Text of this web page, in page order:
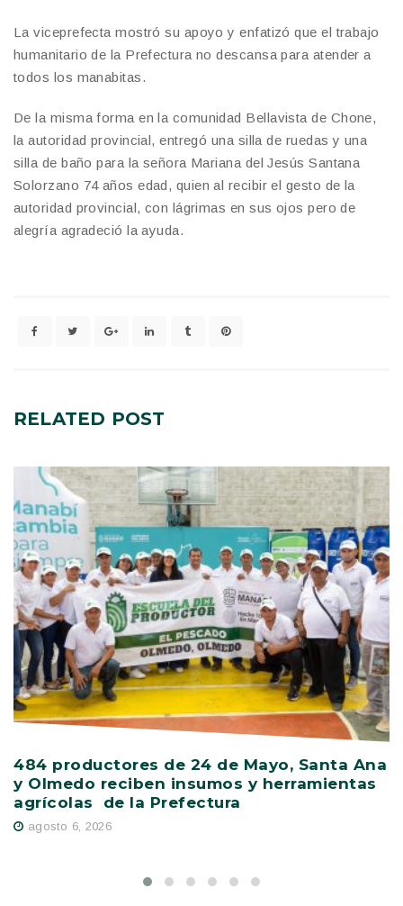
La viceprefecta mostró su apoyo y enfatizó que el trabajo
humanitario de la Prefectura no descansa para atender a
todos los manabitas.
De la misma forma en la comunidad Bellavista de Chone,
la autoridad provincial, entregó una silla de ruedas y una
silla de baño para la señora Mariana del Jesús Santana
Solorzano 74 años edad, quien al recibir el gesto de la
autoridad provincial, con lágrimas en sus ojos pero de
alegría agradeció la ayuda.
RELATED POST
484 productores de 24 de Mayo, Santa Ana
y Olmedo reciben insumos y herramientas
agrícolas de la Prefectura
agosto 6, 2026